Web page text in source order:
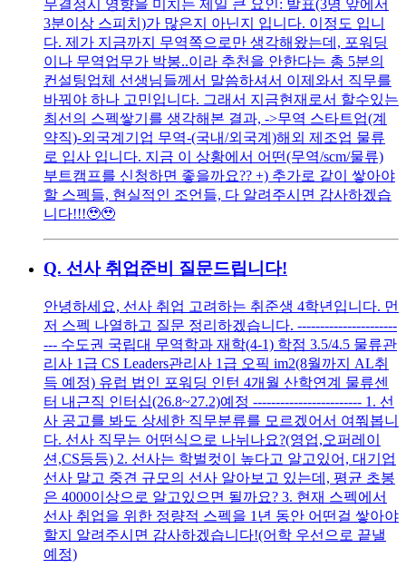
무결정시 영향을 미치는 제일 큰 요인: 발표(3명 앞에서
3분이상 스피치)가 많은지 아닌지 입니다. 이정도 입니
다. 제가 지금까지 무역쪽으로만 생각해왔는데, 포워딩
이나 무역업무가 박봉..이라 추천을 안한다는 총 5분의
컨설팅업체 선생님들께서 말씀하셔서 이제와서 직무를
바꿔야 하나 고민입니다. 그래서 지금현재로서 할수있는
최선의 스펙쌓기를 생각해본 결과, ->무역 스타트업(계
약직)-외국계기업 무역-(국내/외국계)해외 제조업 물류
로 입사 입니다. 지금 이 상황에서 어떤(무역/scm/물류)
부트캠프를 신청하면 좋을까요?? +) 추가로 같이 쌓아야
할 스펙들, 현실적인 조언들, 다 알려주시면 감사하겠습
니다!!!🥹🥹
Q. 선사 취업준비 질문드립니다!
안녕하세요, 선사 취업 고려하는 취준생 4학년입니다. 먼
저 스펙 나열하고 질문 정리하겠습니다. ----------------------
--- 수도권 국립대 무역학과 재학(4-1) 학점 3.5/4.5 물류관
리사 1급 CS Leaders관리사 1급 오픽 im2(8월까지 AL취
득 예정) 유럽 법인 포워딩 인턴 4개월 산학연계 물류센
터 내근직 인터십(26.8~27.2)예정 ------------------------ 1. 선
사 공고를 봐도 상세한 직무분류를 모르겠어서 여쭤봅니
다. 선사 직무는 어떤식으로 나뉘나요?(영업,오퍼레이
션,CS등등) 2. 선사는 학벌컷이 높다고 알고있어, 대기업
선사 말고 중견 규모의 선사 알아보고 있는데, 평균 초봉
은 4000이상으로 알고있으면 될까요? 3. 현재 스펙에서
선사 취업을 위한 정량적 스펙을 1년 동안 어떤걸 쌓아야
할지 알려주시면 감사하겠습니다!(어학 우선으로 끝낼
예정)